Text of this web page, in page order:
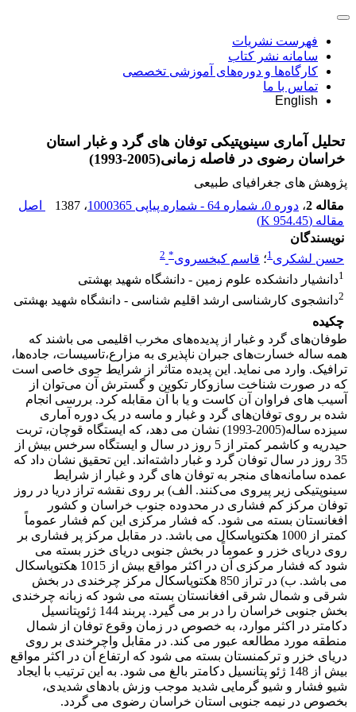
فهرست نشریات
سامانه نشر کتاب
کارگاه‌ها و دوره‌های آموزشی تخصصی
تماس با ما
English
تحلیل آماری سینوپتیکی توفان های گرد و غبار استان
خراسان رضوی در فاصله زمانی(2005-1993)
پژوهش های جغرافیای طبیعی
مقاله 2
، دوره 0، شماره 64 - شماره پیاپی 1000365 ، 1387
اصل
مقاله (954.45 K
)
نویسندگان
حسن لشکری1؛ قاسم کیخسروی*
2
1دانشیار دانشکده علوم زمین - دانشگاه شهید بهشتی
2دانشجوی کارشناسی ارشد اقلیم شناسی - دانشگاه شهید بهشتی
چکیده
طوفان‌های گرد و غبار از پدیده‌های مخرب اقلیمی می باشند که
همه ساله خسارت‌های جبران ناپذیری به مزارع،تاسیسات، جاده‌ها،
ترافیک. وارد می نماید. این پدیده متاثر از شرایط جوی خاصی است
که در صورت شناخت سازوکار تکوین و گسترش آن می‌توان از
آسیب های فراوان آن کاست و یا با آن مقابله کرد. بررسی انجام
شده بر روی توفان‌های گرد و غبار و ماسه در یک دوره آماری
سیزده ساله(2005-1993) نشان می دهد، که ایستگاه قوچان، تربت
حیدریه و کاشمر کمتر از 5 روز در سال و ایستگاه سرخس بیش از
35 روز در سال توفان گرد و غبار داشته‌اند. این تحقیق نشان داد که
عمده سامانه‌های منجر به توفان های گرد و غبار از شرایط
سینوپتیکی زیر پیروی می‌کنند. الف) بر روی نقشه تراز دریا در روز
توفان مرکز کم فشاری در محدوده جنوب خراسان و کشور
افغانستان بسته می شود. که فشار مرکزی این کم فشار عموماً
کمتر از 1000 هکتوپاسکال می باشد. در مقابل مرکز پر فشاری بر
روی دریای خزر و عموماً در بخش جنوبی دریای خزر بسته می
شود که فشار مرکزی آن در اکثر مواقع بیش از 1015 هکتوپاسکال
می باشد. ب) در تراز 850 هکتوپاسکال مرکز چرخندی در بخش
شرقی و شمال شرقی افغانستان بسته می شود که زبانه چرخندی
بخش جنوبی خراسان را در بر می گیرد. پربند 144 ژئوپتانسیل
دکامتر در اکثر موارد، به خصوص در زمان وقوع توفان از شمال
منطقه مورد مطالعه عبور می کند. در مقابل واچرخندی بر روی
دریای خزر و ترکمنستان بسته می شود که ارتفاع آن در اکثر مواقع
بیش از 148 ژئو پتانسیل دکامتر بالغ می شود. به این ترتیب با ایجاد
شیو فشار و شیو گرمایی شدید موجب وزش بادهای شدیدی،
بخصوص در نیمه جنوبی استان خراسان رضوی می گردد.